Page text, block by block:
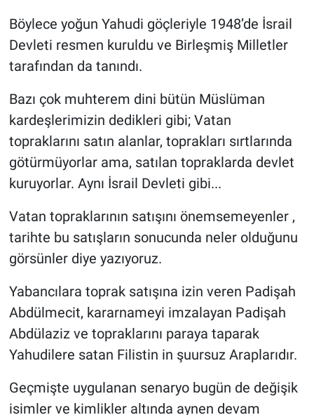
Böylece yoğun Yahudi göçleriyle 1948’de İsrail
Devleti resmen kuruldu ve Birleşmiş Milletler
tarafından da tanındı.
Bazı çok muhterem dini bütün Müslüman
kardeşlerimizin dedikleri gibi; Vatan
topraklarını satın alanlar, toprakları sırtlarında
götürmüyorlar ama, satılan topraklarda devlet
kuruyorlar. Aynı İsrail Devleti gibi...
Vatan topraklarının satışını önemsemeyenler ,
tarihte bu satışların sonucunda neler olduğunu
görsünler diye yazıyoruz.
Yabancılara toprak satışına izin veren Padişah
Abdülmecit, kararnameyi imzalayan Padişah
Abdülaziz ve topraklarını paraya taparak
Yahudilere satan Filistin in şuursuz Araplarıdır.
Geçmişte uygulanan senaryo bugün de değişik
isimler ve kimlikler altında aynen devam